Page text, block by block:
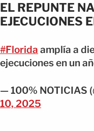
EL REPUNTE
EJECUCIONES
#Florida amplía a
ejecuciones en un
— 100% NOTICIAS
10, 2025